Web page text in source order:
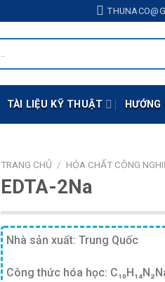
TÀI LIỆU KỸ THUẬT
TRANG CHỦ / HÓA CHẤT CÔNG
EDTA-2Na
Nhà sản xuất: Trung Quốc
Công thức hóa học: